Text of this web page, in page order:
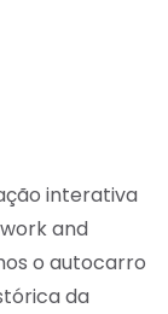
interativa
and
o autocarro
da